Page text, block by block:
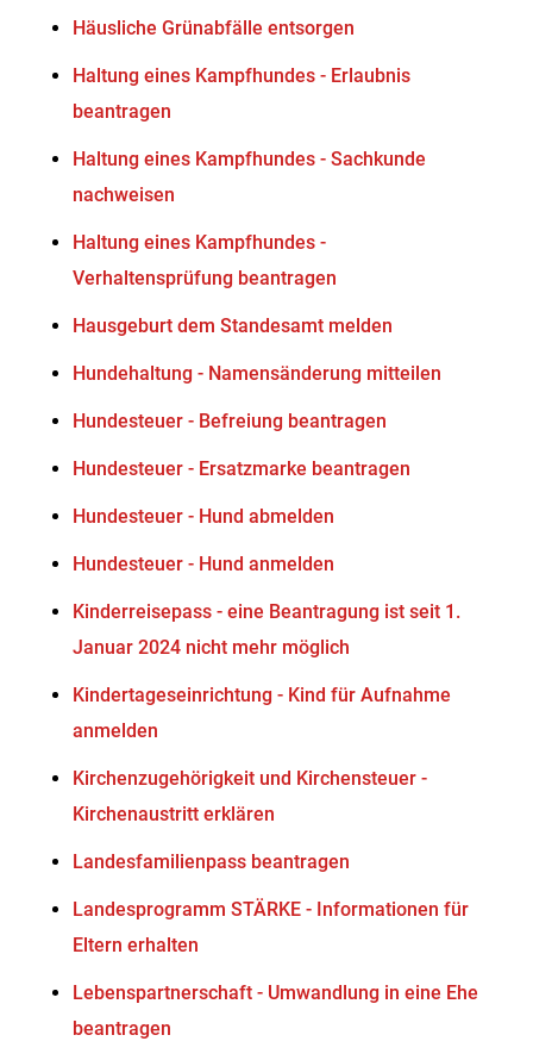
Häusliche Grünabfälle entsorgen
Haltung eines Kampfhundes - Erlaubnis
beantragen
Haltung eines Kampfhundes - Sachkunde
nachweisen
Haltung eines Kampfhundes -
Verhaltensprüfung beantragen
Hausgeburt dem Standesamt melden
Hundehaltung - Namensänderung mitteilen
Hundesteuer - Befreiung beantragen
Hundesteuer - Ersatzmarke beantragen
Hundesteuer - Hund abmelden
Hundesteuer - Hund anmelden
Kinderreisepass - eine Beantragung ist seit 1.
Januar 2024 nicht mehr möglich
Kindertageseinrichtung - Kind für Aufnahme
anmelden
Kirchenzugehörigkeit und Kirchensteuer -
Kirchenaustritt erklären
Landesfamilienpass beantragen
Landesprogramm STÄRKE - Informationen für
Eltern erhalten
Lebenspartnerschaft - Umwandlung in eine Ehe
beantragen